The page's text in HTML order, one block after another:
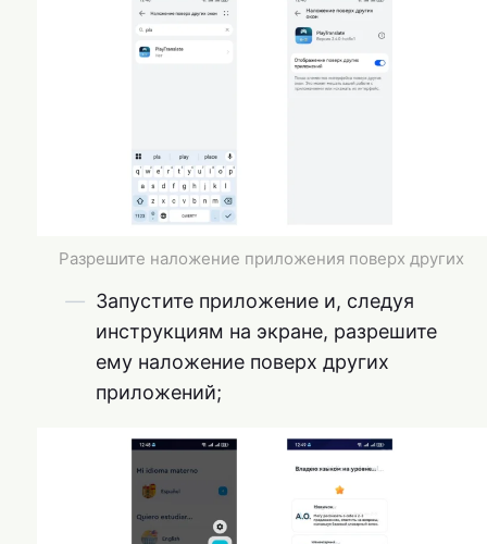
Разрешите наложение приложения поверх других
Запустите приложение и, следуя
инструкциям на экране, разрешите
ему наложение поверх других
приложений;